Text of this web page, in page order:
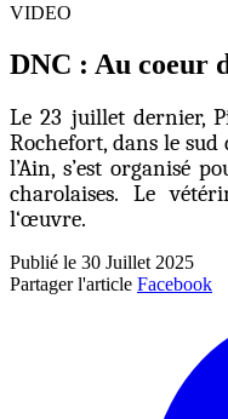
VIDEO
DNC : Au coeur
Le 23 juillet dernier,
Rochefort, dans le sud
l’Ain, s’est organisé
charolaises. Le
l‘œuvre.
Publié le 30 Juillet 2025
Partager l'article Facebook